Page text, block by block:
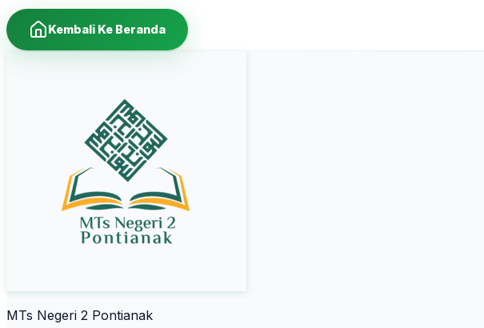
Kembali Ke Beranda
MTs Negeri 2 Pontianak